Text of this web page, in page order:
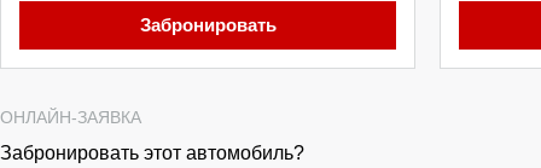
Забронировать
ОНЛАЙН-ЗАЯВКА
Забронировать этот автомобиль?